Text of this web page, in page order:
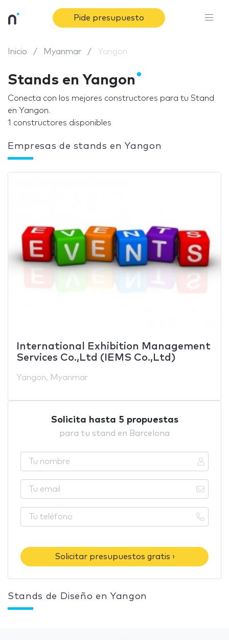
Pide presupuesto
Inicio Myanmar Yangon
Stands en Yangon
Conecta con los mejores constructores para tu Stand
en Yangon.
1 constructores disponibles
Empresas de stands en Yangon
International Exhibition Management
Services Co.,Ltd (IEMS Co.,Ltd)
Yangon, Myanmar
Solicita hasta 5 propuestas
para tu stand en Barcelona
Solicitar presupuestos gratis ›
Stands de Diseño en Yangon